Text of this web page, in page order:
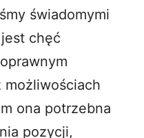
świadomymi
chęć
możliwościach
ona potrzebna
pozycji,